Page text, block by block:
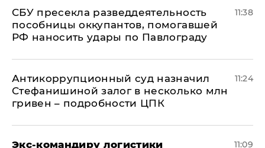
СБУ пресекла разведдеятельность
пособницы оккупантов, помогавшей
РФ наносить удары по Павлограду
11:38
Антикоррупционный суд назначил
Стефанишиной залог в несколько млн
гривен – подробности ЦПК
11:24
Экс-командиру логистики
11:09